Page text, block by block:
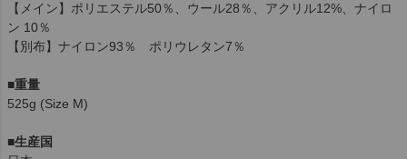
【メイン】ポリエステル50％、ウール28％、アクリル12%、ナイロ
ン 10％
【別布】ナイロン93％ ポリウレタン7％
■重量
525g (Size M)
■生産国